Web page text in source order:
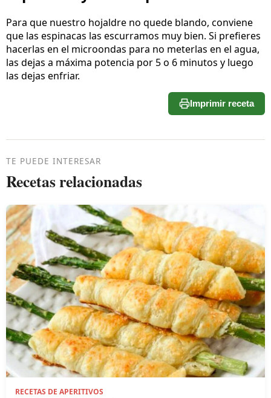
Para que nuestro hojaldre no quede blando, conviene
que las espinacas las escurramos muy bien. Si prefieres
hacerlas en el microondas para no meterlas en el agua,
las dejas a máxima potencia por 5 o 6 minutos y luego
las dejas enfriar.
Imprimir receta
TE PUEDE INTERESAR
Recetas relacionadas
RECETAS DE APERITIVOS